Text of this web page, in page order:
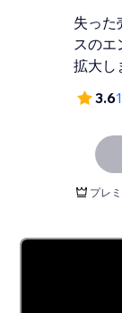
失った
スのエ
拡大し
3.6
プレ